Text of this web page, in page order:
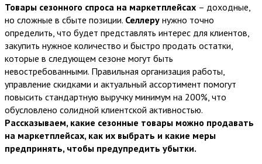
Товары сезонного спроса на маркетплейсах – доходные,
но сложные в сбыте позиции. Селлеру нужно точно
определить, что будет представлять интерес для клиентов,
закупить нужное количество и быстро продать остатки,
которые в следующем сезоне могут быть
невостребованными. Правильная организация работы,
управление скидками и актуальный ассортимент помогут
повысить стандартную выручку минимум на 200%, что
обусловлено солидной клиентской активностью.
Рассказываем, какие сезонные товары можно продавать
на маркетплейсах, как их выбрать и какие меры
предпринять, чтобы предупредить убытки.